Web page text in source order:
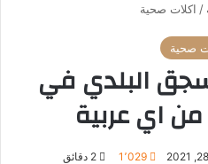
/ اكلات صحية
صحية
البلدي في
اي عربية
1٬029 2 دقائق